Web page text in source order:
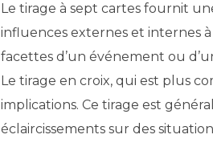
Le tirage à sept cartes fournit
influences externes et internes
facettes d’un événement ou
Le tirage en croix, qui est plus
implications. Ce tirage est
éclaircissements sur des